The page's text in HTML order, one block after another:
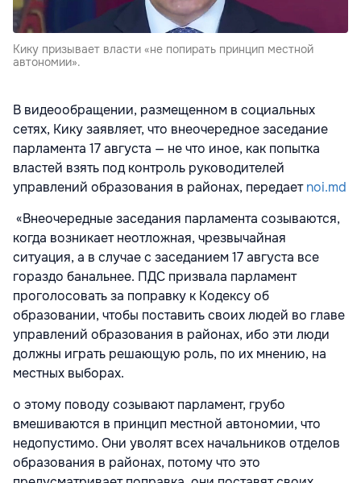
Кику призывает власти «не попирать принцип местной
автономии».
В видеообращении, размещенном в социальных
сетях, Кику заявляет, что внеочередное заседание
парламента 17 августа — не что иное, как попытка
властей взять под контроль руководителей
управлений образования в районах, передаетnoi.md
«Внеочередные заседания парламента созываются,
когда возникает неотложная, чрезвычайная
ситуация, а в случае с заседанием 17 августа все
гораздо банальнее. ПДС призвала парламент
проголосовать за поправку к Кодексу об
образовании, чтобы поставить своих людей во главе
управлений образования в районах, ибо эти люди
должны играть решающую роль, по их мнению, на
местных выборах.
о этому поводу созывают парламент, грубо
вмешиваются в принцип местной автономии, что
недопустимо. Они уволят всех начальников отделов
образования в районах, потому что это